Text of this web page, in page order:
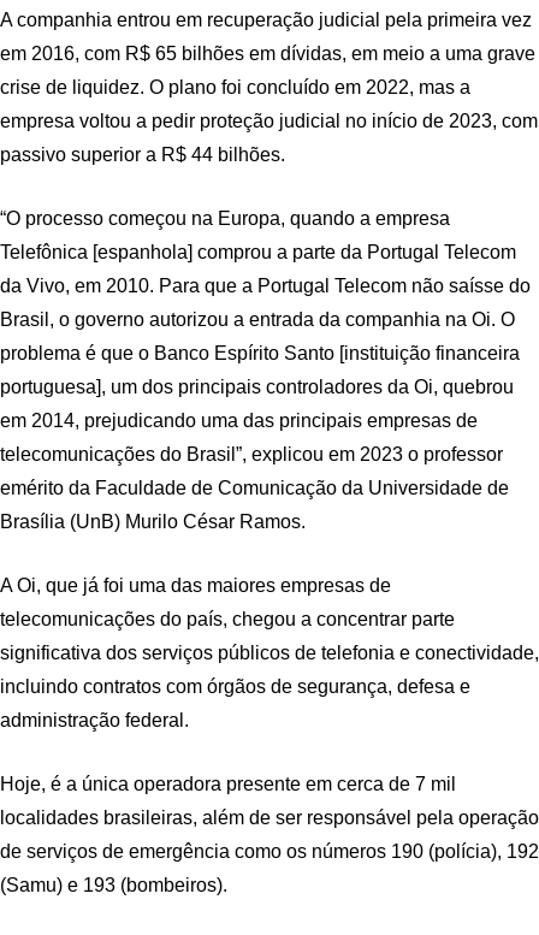
A companhia entrou em recuperação judicial pela primeira vez
em 2016, com R$ 65 bilhões em dívidas, em meio a uma grave
crise de liquidez. O plano foi concluído em 2022, mas a
empresa voltou a pedir proteção judicial no início de 2023, com
passivo superior a R$ 44 bilhões.
“O processo começou na Europa, quando a empresa
Telefônica [espanhola] comprou a parte da Portugal Telecom
da Vivo, em 2010. Para que a Portugal Telecom não saísse do
Brasil, o governo autorizou a entrada da companhia na Oi. O
problema é que o Banco Espírito Santo [instituição financeira
portuguesa], um dos principais controladores da Oi, quebrou
em 2014, prejudicando uma das principais empresas de
telecomunicações do Brasil”, explicou em 2023 o professor
emérito da Faculdade de Comunicação da Universidade de
Brasília (UnB) Murilo César Ramos.
A Oi, que já foi uma das maiores empresas de
telecomunicações do país, chegou a concentrar parte
significativa dos serviços públicos de telefonia e conectividade,
incluindo contratos com órgãos de segurança, defesa e
administração federal.
Hoje, é a única operadora presente em cerca de 7 mil
localidades brasileiras, além de ser responsável pela operação
de serviços de emergência como os números 190 (polícia), 192
(Samu) e 193 (bombeiros).